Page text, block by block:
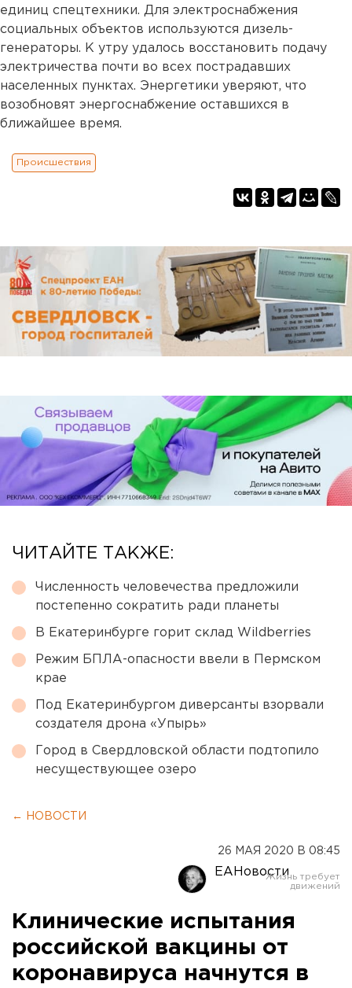
единиц спецтехники. Для электроснабжения
социальных объектов используются дизель-
генераторы. К утру удалось восстановить подачу
электричества почти во всех пострадавших
населенных пунктах. Энергетики уверяют, что
возобновят энергоснабжение оставшихся в
ближайшее время.
Происшествия
ЧИТАЙТЕ ТАКЖЕ:
Численность человечества предложили
постепенно сократить ради планеты
В Екатеринбурге горит склад Wildberries
Режим БПЛА-опасности ввели в Пермском
крае
Под Екатеринбургом диверсанты взорвали
создателя дрона «Упырь»
Город в Свердловской области подтопило
несуществующее озеро
← НОВОСТИ
26 МАЯ 2020 В 08:45
ЕАНовости
Клинические испытания
российской вакцины от
коронавируса начнутся в